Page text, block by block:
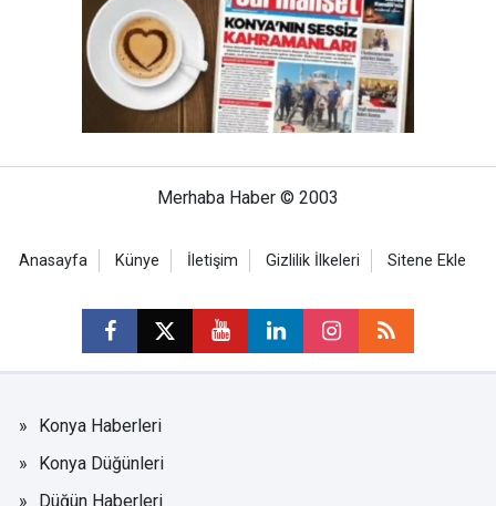
Merhaba Haber © 2003
Anasayfa Künye İletişim Gizlilik İlkeleri Sitene Ekle
Konya Haberleri
Konya Düğünleri
Düğün Haberleri